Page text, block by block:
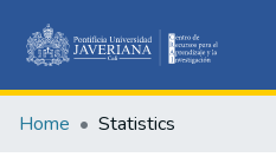
Home Statistics